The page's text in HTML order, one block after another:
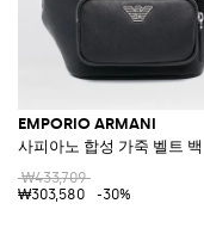
EMPORIO ARMANI
사피아노 합성 가죽 벨트 백
₩433,709
₩303,580
-30%